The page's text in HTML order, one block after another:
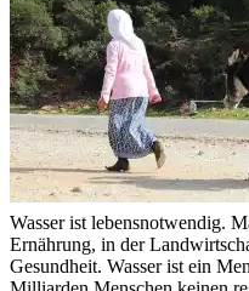
Wasser ist lebensnotwendig.
Ernährung, in der
Gesundheit. Wasser ist ein